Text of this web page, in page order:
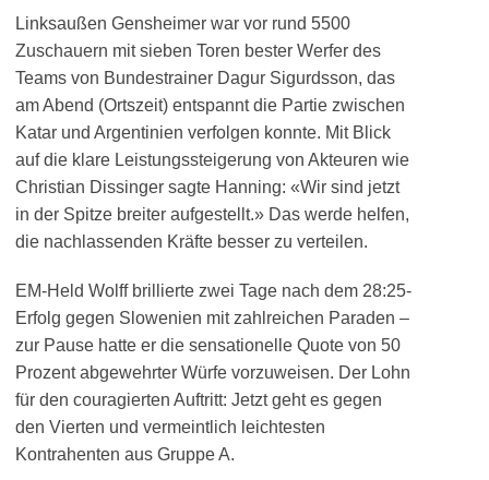
Linksaußen Gensheimer war vor rund 5500
Zuschauern mit sieben Toren bester Werfer des
Teams von Bundestrainer Dagur Sigurdsson, das
am Abend (Ortszeit) entspannt die Partie zwischen
Katar und Argentinien verfolgen konnte. Mit Blick
auf die klare Leistungssteigerung von Akteuren wie
Christian Dissinger sagte Hanning: «Wir sind jetzt
in der Spitze breiter aufgestellt.» Das werde helfen,
die nachlassenden Kräfte besser zu verteilen.
EM-Held Wolff brillierte zwei Tage nach dem 28:25-
Erfolg gegen Slowenien mit zahlreichen Paraden –
zur Pause hatte er die sensationelle Quote von 50
Prozent abgewehrter Würfe vorzuweisen. Der Lohn
für den couragierten Auftritt: Jetzt geht es gegen
den Vierten und vermeintlich leichtesten
Kontrahenten aus Gruppe A.